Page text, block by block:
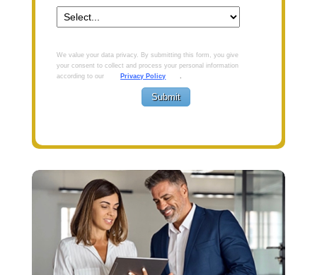
We value your data privacy. By submitting this form, you give
your consent to collect and process your personal information
according to our
Privacy Policy
Submit